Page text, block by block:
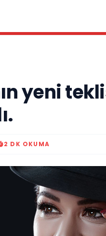
yeni
2 DK OKUMA